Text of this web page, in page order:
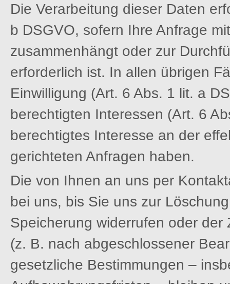
Die Verarbeitung dieser Daten
b DSGVO, sofern Ihre Anfrage
zusammenhängt oder zur
erforderlich ist. In allen übrigen
Einwilligung (Art. 6 Abs. 1 lit. a
berechtigten Interessen (Art. 6
berechtigtes Interesse an der
gerichteten Anfragen haben.
Die von Ihnen an uns per
bei uns, bis Sie uns zur
Speicherung widerrufen oder
(z. B. nach abgeschlossener
gesetzliche Bestimmungen –